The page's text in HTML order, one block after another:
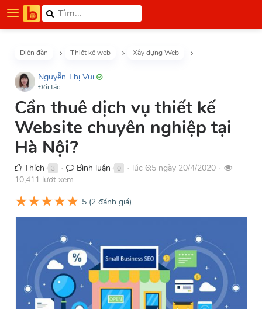
Diễn đàn Thiết kế web Xây dựng Web
Nguyễn Thị Vui
Đối tác
Cần thuê dịch vụ thiết kế
Website chuyên nghiệp tại
Hà Nội?
Thích 3 ● Bình luận 0 ● lúc 6:5 ngày 20/4/2020 ●
10,411 lượt xem
★★★★★ 5 (2 đánh giá)